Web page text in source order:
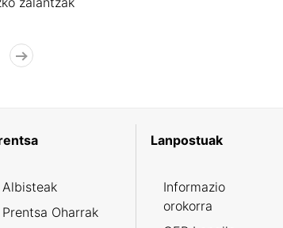
Albisteak
Prentsa Oharrak
Lanpostuak
Informazio
orokorra